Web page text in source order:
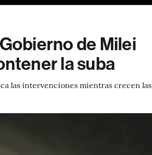
de Milei
la suba
las intervenciones mientras crecen las